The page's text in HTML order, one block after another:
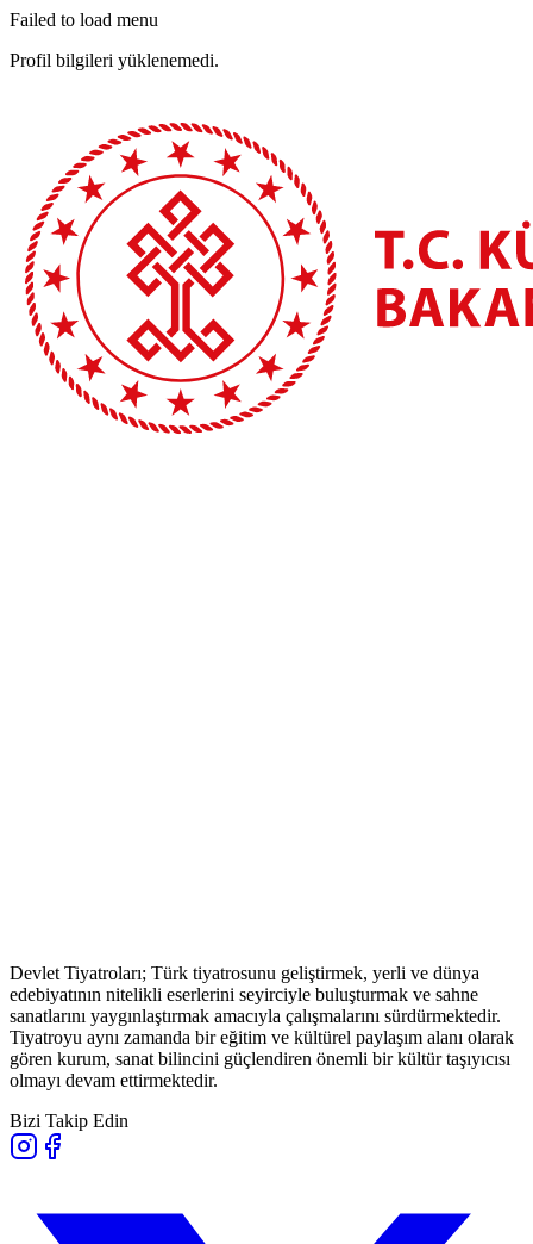
Failed to load menu
Profil bilgileri yüklenemedi.
Devlet Tiyatroları; Türk tiyatrosunu geliştirmek, yerli ve dünya
edebiyatının nitelikli eserlerini seyirciyle buluşturmak ve sahne
sanatlarını yaygınlaştırmak amacıyla çalışmalarını sürdürmektedir.
Tiyatroyu aynı zamanda bir eğitim ve kültürel paylaşım alanı olarak
gören kurum, sanat bilincini güçlendiren önemli bir kültür taşıyıcısı
olmayı devam ettirmektedir.
Bizi Takip Edin